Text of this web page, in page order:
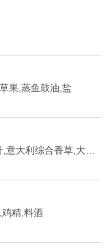
果,蒸鱼鼓油,盐
精,料酒